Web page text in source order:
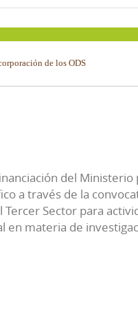
de los ODS
del Ministerio
a través de la
Sector para
en materia de